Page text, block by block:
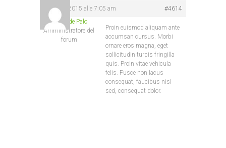
Luglio 3, 2015 alle 7:05 am
#4614
Rossella de Palo
Amministratore del
forum
Proin euismod aliquam ante
accumsan cursus. Morbi
ornare eros magna, eget
sollicitudin turpis fringilla
quis. Proin vitae vehicula
felis. Fusce non lacus
consequat, faucibus nisl
sed, consequat dolor.